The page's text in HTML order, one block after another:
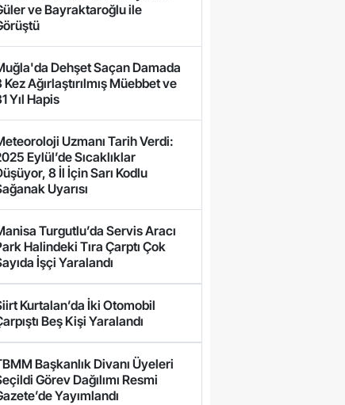
ve Bayraktaroğlu ile
Dehşet Saçan Damada
Kez Ağırlaştırılmış Müebbet ve
Yıl Hapis
Uzmanı Tarih Verdi:
Eylül’de Sıcaklıklar
8 İl İçin Sarı Kodlu
Uyarısı
Turgutlu’da Servis Aracı
Halindeki Tıra Çarptı Çok
İşçi Yaralandı
Kurtalan’da İki Otomobil
Beş Kişi Yaralandı
Başkanlık Divanı Üyeleri
Görev Dağılımı Resmi
Yayımlandı